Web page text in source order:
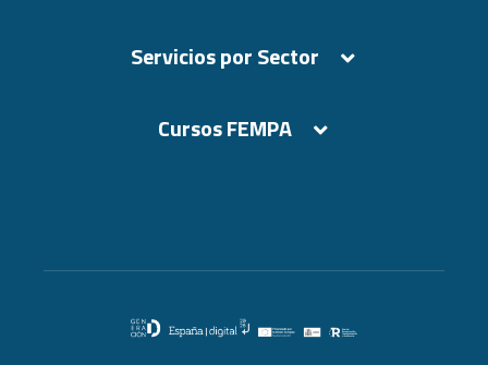
Servicios por Sector
Cursos FEMPA